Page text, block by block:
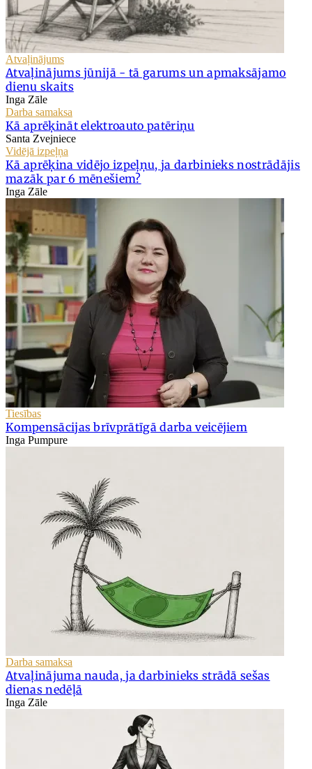
Atvaļinājums
Atvaļinājums jūnijā - tā garums un apmaksājamo
dienu skaits
Inga Zāle
Darba samaksa
Kā aprēķināt elektroauto patēriņu
Santa Zvejniece
Vidējā izpeļņa
Kā aprēķina vidējo izpeļņu, ja darbinieks nostrādājis
mazāk par 6 mēnešiem?
Inga Zāle
Tiesības
Kompensācijas brīvprātīgā darba veicējiem
Inga Pumpure
Darba samaksa
Atvaļinājuma nauda, ja darbinieks strādā sešas
dienas nedēļā
Inga Zāle